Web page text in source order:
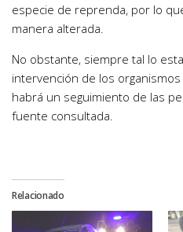
especie de reprenda, por lo
manera alterada.
No obstante, siempre tal lo
intervención de los
habrá un seguimiento de las
fuente consultada.
Relacionado